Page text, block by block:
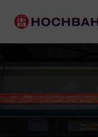
Hauptnavigation